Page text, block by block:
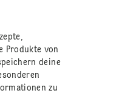
Produkte von
deine
zu